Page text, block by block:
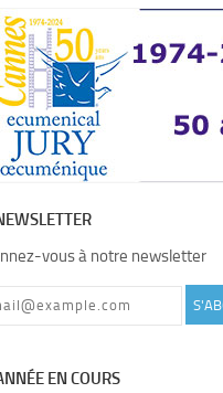
vous à notre newsletter
EN COURS